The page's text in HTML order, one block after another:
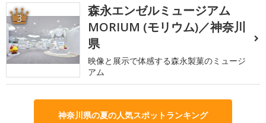
3
森永エンゼルミュージアム
MORIUM (モリウム)／神奈川
県
映像と展示で体感する森永製菓のミュージ
アム
神奈川県の夏の人気スポットランキング